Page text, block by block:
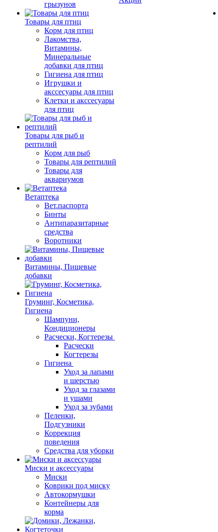
грызунов
Товары для птиц
Корм для птиц
Лакомства,
Витамины,
Минеральные
добавки для птиц
Гигиена для птиц
Игрушки и
акссесуары для птиц
Клетки и акссесуары
для птиц
Товары для рыб и
рептилий
Корм для рыб
Товары для рептилий
Товары для
аквариумов
Ветаптека
Вет.паспорта
Бинты
Антипаразитарные
средства
Воротники
Витамины, Пищевые
добавки
Груминг, Косметика,
Гигиена
Шампуни,
Кондиционеры
Расчески, Когтерезы
Расчески
Когтерезы
Гигиена
Уход за лапами
и шерстью
Уход за глазами
и ушами
Уход за зубами
Пеленки,
Подгузники
Коррекция
поведения
Средства для уборки
Миски и аксессуары
Миски
Коврики под миску
Автокормушки
Контейнеры для
корма